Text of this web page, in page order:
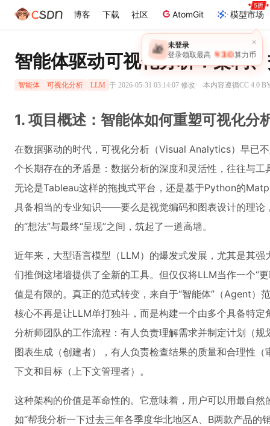
博客 下载 社区 AtomGit 模型市场
×
🎁 未登录
登录领取最高 ￥30 算力币
智能体驱动可视化分析：架构
智能体 可视化分析 LLM 于 2026-05-31 03:14:07 修改· 本内容遵循CC 4.0
1. 项目概述：智能体如何重塑可视化分
在数据驱动的时代，可视化分析（Visual Analytics）早已
个长期存在的矛盾是：数据分析的深度和灵活性，往往与
无论是Tableau这样的拖拽式平台，还是基于Python的
具备相当的专业知识——要么是视觉编码和图表设计的理论
的“想法”与最终“呈现”之间，筑起了一道高墙。
近年来，大型语言模型（LLM）的爆发式发展，尤其是其
们推倒这堵墙提供了全新的工具。但仅仅将LLM当作一个“
值是有限的。真正的范式转变，来自于“智能体”（Agent）
核心不再是让LLM单打独斗，而是构建一个由多个具备特
分析师团队的工作流程：有人负责理解需求并制定计划（
图表生成（创建者），有人负责检查结果的质量和合理性
下文和目标（上下文管理者）。
这种架构的价值是革命性的。它意味着，用户可以用最自
如“帮我分析一下过去三年各季度华北地区A、B两款产品的